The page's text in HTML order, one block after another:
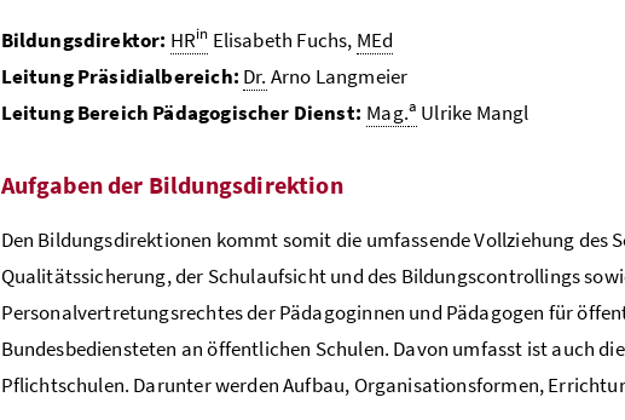
Bildungsdirektor: HRin Elisabeth Fuchs, MEd
Leitung Präsidialbereich: Dr. Arno Langmeier
Leitung Bereich Pädagogischer Dienst: Mag.a Ulrike Mangl
Aufgaben der Bildungsdirektion
Den Bildungsdirektionen kommt somit die umfassende Vollziehung des
Qualitätssicherung, der Schulaufsicht und des Bildungscontrollings
Personalvertretungsrechtes der Pädagoginnen und Pädagogen für
Bundesbediensteten an öffentlichen Schulen. Davon umfasst ist auch
Pflichtschulen. Darunter werden Aufbau, Organisationsformen,